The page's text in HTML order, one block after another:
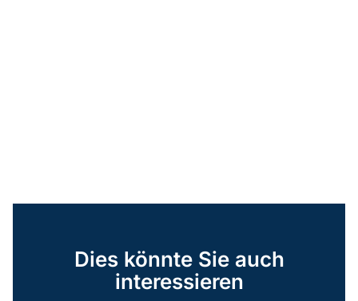
Dies könnte Sie auch
interessieren